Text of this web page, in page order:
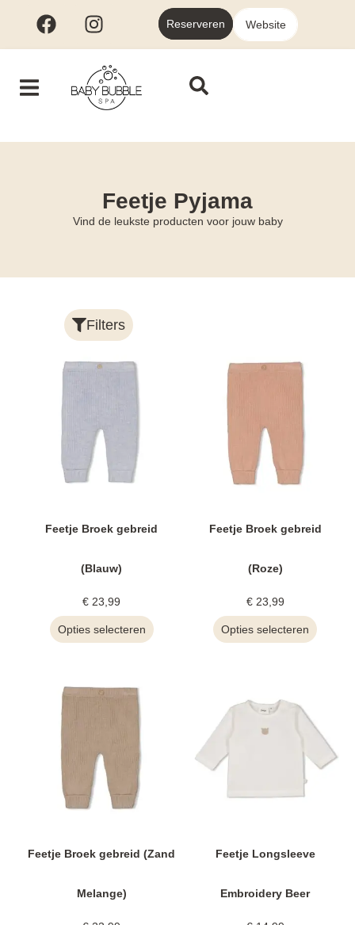
Reserveren Website
Feetje Pyjama
Vind de leukste producten voor jouw baby
Filters
Feetje Broek gebreid
(Blauw)
€ 23,99
Opties selecteren
Feetje Broek gebreid
(Roze)
€23,99
Opties selecteren
Feetje Broek gebreid (Zand
Melange)
Feetje Longsleeve
Embroidery Beer